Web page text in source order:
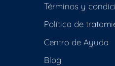
Términos y
Política de
Centro de Ayuda
Blog